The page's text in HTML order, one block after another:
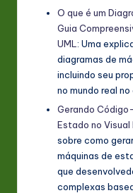
O que é um
Guia
UML : Uma
diagramas de
incluindo seu
no mundo real
Gerando
Estado no Visual
sobre como
máquinas de
que
complexas